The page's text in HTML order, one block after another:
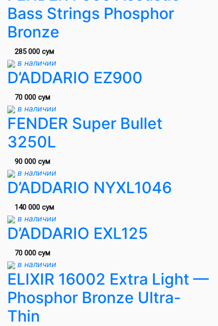
Bass Strings Phosphor
Bronze
285 000 сум
в наличии
D’ADDARIO EZ900
70 000 сум
в наличии
FENDER Super Bullet
3250L
90 000 сум
в наличии
D’ADDARIO NYXL1046
140 000 сум
в наличии
D’ADDARIO EXL125
70 000 сум
в наличии
ELIXIR 16002 Extra Light —
Phosphor Bronze Ultra-
Thin